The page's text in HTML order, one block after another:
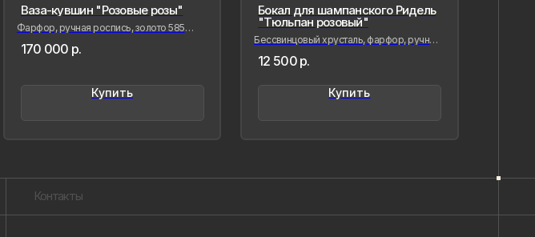
Фарфор, ручная роспись, золото 585
пробы
170 000р.
"Тюльпан розовый"
Бессвинцовый хрусталь, фарфор, ручная
лепка и роспись
12 500р.
сохранить в нём мгновения нашей
живые,хрупкие, значимые как лично для
меня так и моего окружения, чтобы
обрело форму…